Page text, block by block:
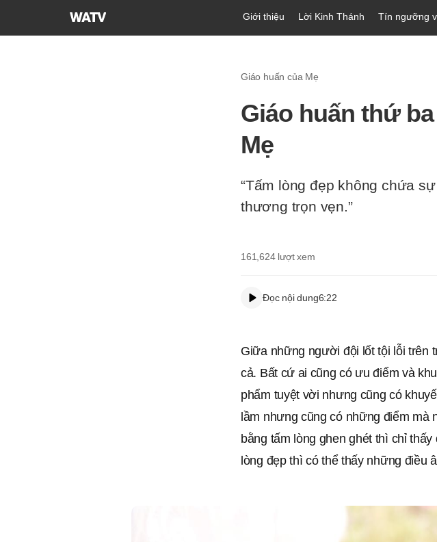
Hội
Giới thiệu Lời Kinh Thánh Tín ngưỡng
Giáo huấn của Mẹ
Giáo huấn thứ
Mẹ
“Tấm lòng đẹp không chứa
thương trọn vẹn.”
161,624 lượt xem
Đọc nội dung6:22
Giữa những người đội lốt tội lỗi trên
cả. Bất cứ ai cũng có ưu điểm và
phẩm tuyệt vời nhưng cũng có
lầm nhưng cũng có những điểm
bằng tấm lòng ghen ghét thì chỉ
lòng đẹp thì có thể thấy những điều